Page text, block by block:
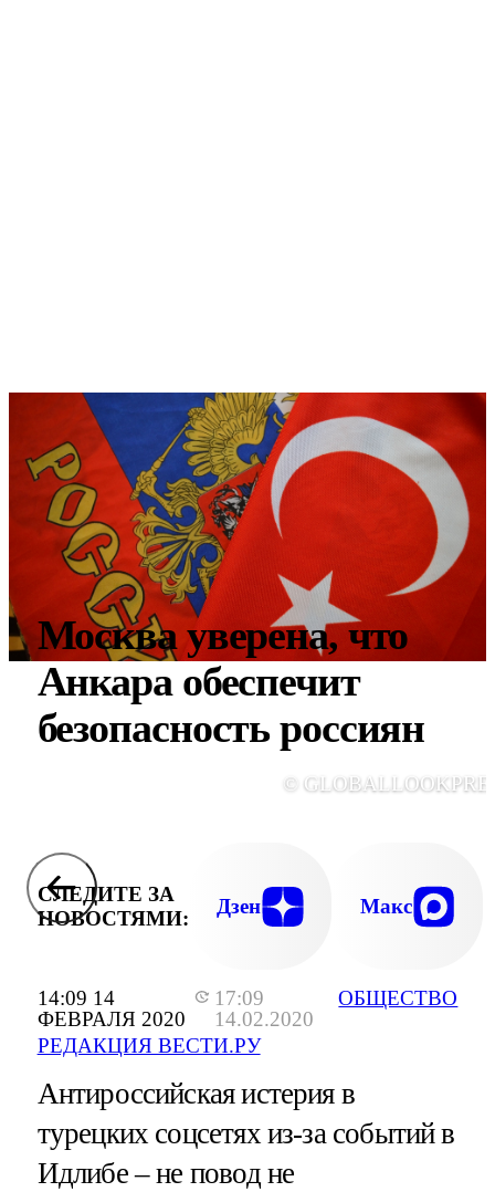
14:09 14
ФЕВРАЛЯ 2020
17:09
14.02.2020
РЕДАКЦИЯ ВЕСТИ.РУ
ОБЩЕСТВО
Москва уверена, что
Анкара обеспечит
безопасность россиян
©
СЛЕДИТЕ ЗА
НОВОСТЯМИ:
Дзен Макс
Антироссийская истерия в
турецких соцсетях из-за событий в
Идлибе – не повод не